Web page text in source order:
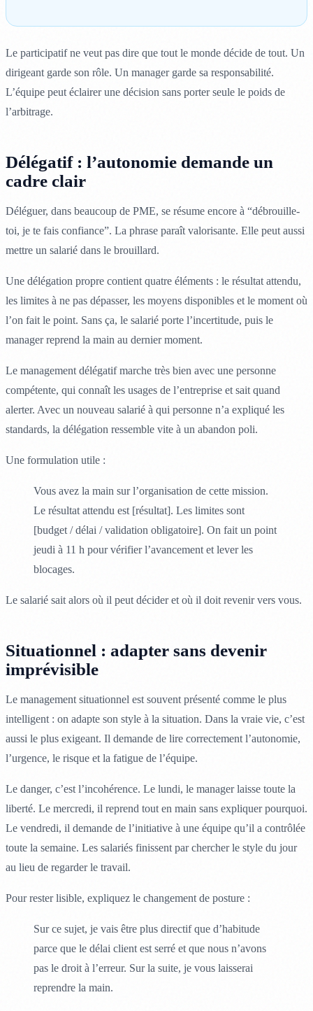
Le participatif ne veut pas dire que tout le monde décide de tout. Un
dirigeant garde son rôle. Un manager garde sa responsabilité.
L’équipe peut éclairer une décision sans porter seule le poids de
l’arbitrage.
Délégatif : l’autonomie demande un
cadre clair
Déléguer, dans beaucoup de PME, se résume encore à “débrouille-
toi, je te fais confiance”. La phrase paraît valorisante. Elle peut aussi
mettre un salarié dans le brouillard.
Une délégation propre contient quatre éléments : le résultat attendu,
les limites à ne pas dépasser, les moyens disponibles et le moment où
l’on fait le point. Sans ça, le salarié porte l’incertitude, puis le
manager reprend la main au dernier moment.
Le management délégatif marche très bien avec une personne
compétente, qui connaît les usages de l’entreprise et sait quand
alerter. Avec un nouveau salarié à qui personne n’a expliqué les
standards, la délégation ressemble vite à un abandon poli.
Une formulation utile :
Vous avez la main sur l’organisation de cette mission.
Le résultat attendu est [résultat]. Les limites sont
[budget / délai / validation obligatoire]. On fait un point
jeudi à 11 h pour vérifier l’avancement et lever les
blocages.
Le salarié sait alors où il peut décider et où il doit revenir vers vous.
Situationnel : adapter sans devenir
imprévisible
Le management situationnel est souvent présenté comme le plus
intelligent : on adapte son style à la situation. Dans la vraie vie, c’est
aussi le plus exigeant. Il demande de lire correctement l’autonomie,
l’urgence, le risque et la fatigue de l’équipe.
Le danger, c’est l’incohérence. Le lundi, le manager laisse toute la
liberté. Le mercredi, il reprend tout en main sans expliquer pourquoi.
Le vendredi, il demande de l’initiative à une équipe qu’il a contrôlée
toute la semaine. Les salariés finissent par chercher le style du jour
au lieu de regarder le travail.
Pour rester lisible, expliquez le changement de posture :
Sur ce sujet, je vais être plus directif que d’habitude
parce que le délai client est serré et que nous n’avons
pas le droit à l’erreur. Sur la suite, je vous laisserai
reprendre la main.